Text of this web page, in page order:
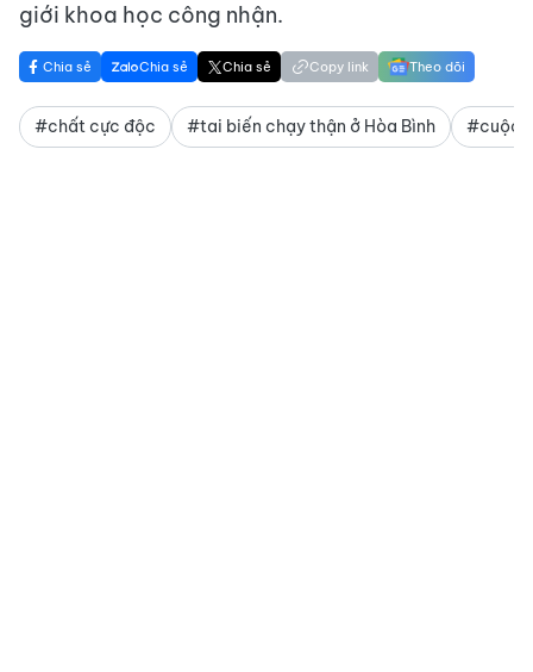
giới khoa học công nhận.
Chia sẻ Chia sẻ Chia sẻ Copy link Theo dõi
#chất cực độc #tai biến chạy thận ở Hòa Bình #cuộc